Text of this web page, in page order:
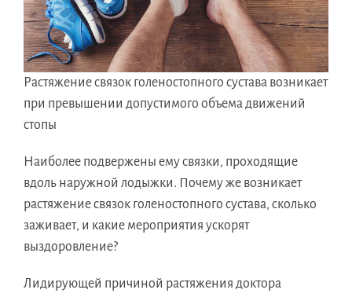
Растяжение связок голеностопного сустава возникает
при превышении допустимого объема движений
стопы
Наиболее подвержены ему связки, проходящие
вдоль наружной лодыжки. Почему же возникает
растяжение связок голеностопного сустава, сколько
заживает, и какие мероприятия ускорят
выздоровление?
Лидирующей причиной растяжения доктора